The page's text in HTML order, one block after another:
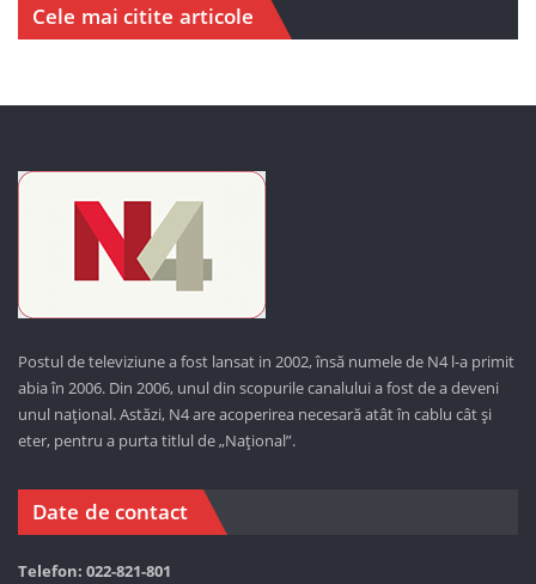
Cele mai citite articole
Postul de televiziune a fost lansat in 2002, însă numele de N4 l-a primit
abia în 2006. Din 2006, unul din scopurile canalului a fost de a deveni
unul național. Astăzi, N4 are acoperirea necesară atât în cablu cât și
eter, pentru a purta titlul de „Național”.
Date de contact
Telefon: 022-821-801